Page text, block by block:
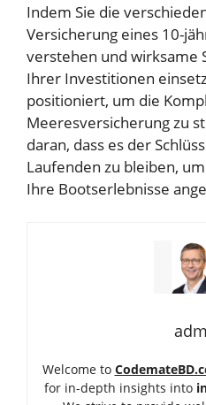
Indem Sie die
Versicherung eines 10-
verstehen und wirksame
Ihrer Investitionen
positioniert, um die
Meeresversicherung zu
daran, dass es der
Laufenden zu bleiben,
Ihre Bootserlebnisse
Welcome to
for in-depth insights into